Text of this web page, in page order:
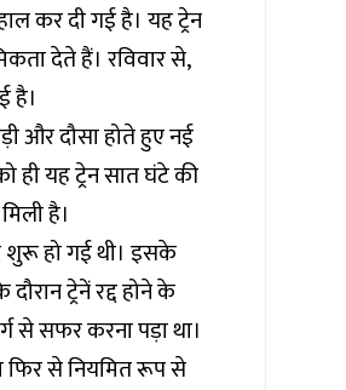
कर दी गई है। यह ट्रेन
देते हैं। रविवार से,
है।
और दौसा होते हुए नई
ही यह ट्रेन सात घंटे की
है।
शुरू हो गई थी। इसके
ट्रेनें रद्द होने के
से सफर करना पड़ा था।
फिर से नियमित रूप से